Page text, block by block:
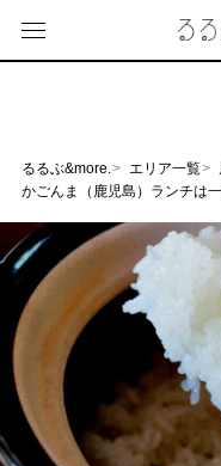
るるぶ&more. エリア一覧
かごんま（鹿児島）ランチは